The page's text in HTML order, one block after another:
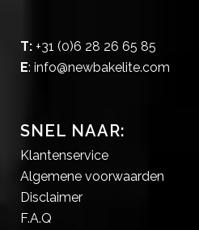
T: +31 (0)6 28 26 65 85
E: info@newbakelite.com
SNEL NAAR:
Klantenservice
Algemene voorwaarden
Disclaimer
F.A.Q